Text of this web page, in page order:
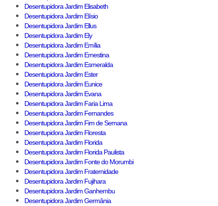
Desentupidora Jardim Elisabeth
Desentupidora Jardim Elísio
Desentupidora Jardim Ellus
Desentupidora Jardim Ely
Desentupidora Jardim Emília
Desentupidora Jardim Ernestina
Desentupidora Jardim Esmeralda
Desentupidora Jardim Ester
Desentupidora Jardim Eunice
Desentupidora Jardim Evana
Desentupidora Jardim Faria Lima
Desentupidora Jardim Fernandes
Desentupidora Jardim Fim de Semana
Desentupidora Jardim Floresta
Desentupidora Jardim Florida
Desentupidora Jardim Florida Paulista
Desentupidora Jardim Fonte do Morumbi
Desentupidora Jardim Fraternidade
Desentupidora Jardim Fujihara
Desentupidora Jardim Ganhembu
Desentupidora Jardim Germânia